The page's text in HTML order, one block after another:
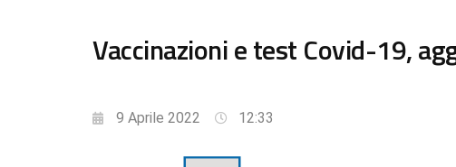
Vaccinazioni e test Covid-19,
9 Aprile 2022 12:33